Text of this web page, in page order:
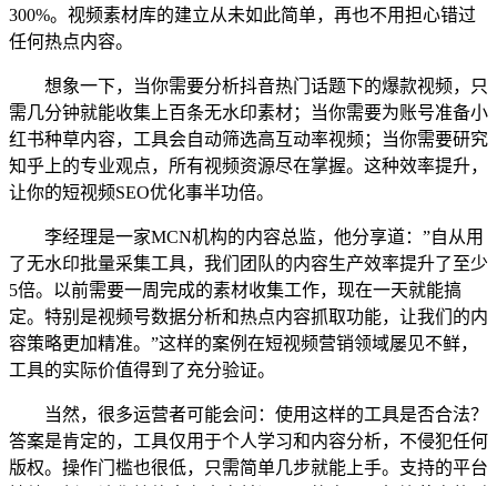
300%。视频素材库的建立从未如此简单，再也不用担心错过
任何热点内容。
想象一下，当你需要分析抖音热门话题下的爆款视频，只
需几分钟就能收集上百条无水印素材；当你需要为账号准备小
红书种草内容，工具会自动筛选高互动率视频；当你需要研究
知乎上的专业观点，所有视频资源尽在掌握。这种效率提升，
让你的短视频SEO优化事半功倍。
李经理是一家MCN机构的内容总监，他分享道：”自从用
了无水印批量采集工具，我们团队的内容生产效率提升了至少
5倍。以前需要一周完成的素材收集工作，现在一天就能搞
定。特别是视频号数据分析和热点内容抓取功能，让我们的内
容策略更加精准。”这样的案例在短视频营销领域屡见不鲜，
工具的实际价值得到了充分验证。
当然，很多运营者可能会问：使用这样的工具是否合法？
答案是肯定的，工具仅用于个人学习和内容分析，不侵犯任何
版权。操作门槛也很低，只需简单几步就能上手。支持的平台